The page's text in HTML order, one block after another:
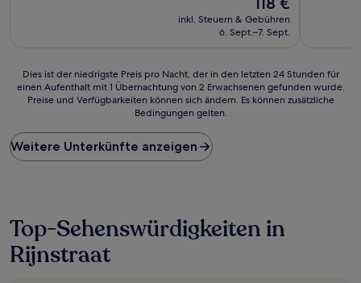
Preis
beträgt
inkl. Steuern & Gebühren
6. Sept.–7. Sept.
Dies
ist
Preis
pro
Nacht,
letzten
24 Stunden
für
einen
Dies ist der niedrigste Preis pro Nacht, der in den letzten 24 Stunden für
einen Aufenthalt mit 1 Übernachtung von 2 Erwachsenen gefunden wurde.
Preise und Verfügbarkeiten können sich ändern. Es können zusätzliche
Bedingungen gelten.
Weitere Unterkünfte anzeigen
Top-Sehenswürdigkeiten in
Rijnstraat